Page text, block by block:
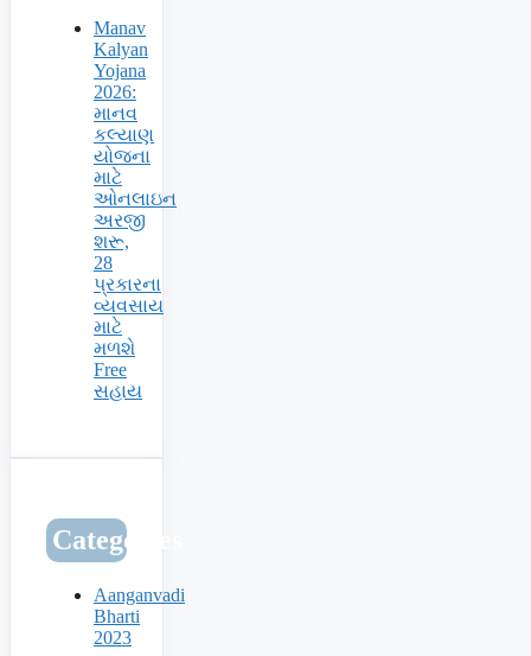
Manav
Kalyan
Yojana
2026:
માનવ
કલ્યાણ
યોજના
માટે
ઓનલાઇન
અરજી
શરૂ,
28
પ્રકારના
વ્યવસાય
માટે
મળશે
Free
સહાય
Categories
Aanganvadi
Bharti
2023